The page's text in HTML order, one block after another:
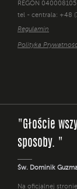
REGON 040008105
tel - centrala: +48
Regulamin
Polityka
"Głoście
sposoby. "
Św. Dominik
Na oficjalnej